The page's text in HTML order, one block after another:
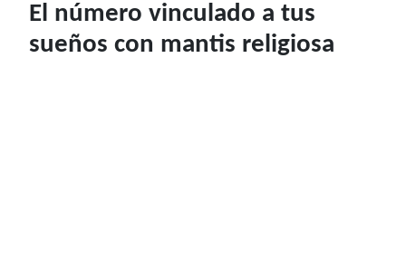
El número vinculado a tus
sueños con mantis religiosa